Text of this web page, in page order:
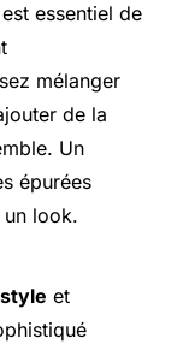
essentiel de
mélanger
de la
Un
épurées
un look.
style et